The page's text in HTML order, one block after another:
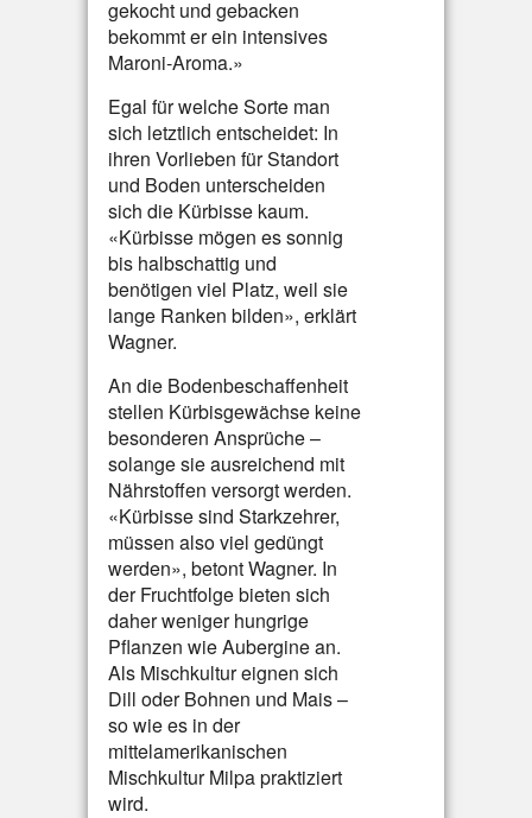
gekocht und gebacken
bekommt er ein intensives
Maroni-Aroma.»
Egal für welche Sorte man
sich letztlich entscheidet: In
ihren Vorlieben für Standort
und Boden unterscheiden
sich die Kürbisse kaum.
«Kürbisse mögen es sonnig
bis halbschattig und
benötigen viel Platz, weil sie
lange Ranken bilden», erklärt
Wagner.
An die Bodenbeschaffenheit
stellen Kürbisgewächse keine
besonderen Ansprüche –
solange sie ausreichend mit
Nährstoffen versorgt werden.
«Kürbisse sind Starkzehrer,
müssen also viel gedüngt
werden», betont Wagner. In
der Fruchtfolge bieten sich
daher weniger hungrige
Pflanzen wie Aubergine an.
Als Mischkultur eignen sich
Dill oder Bohnen und Mais –
so wie es in der
mittelamerikanischen
Mischkultur Milpa praktiziert
wird.